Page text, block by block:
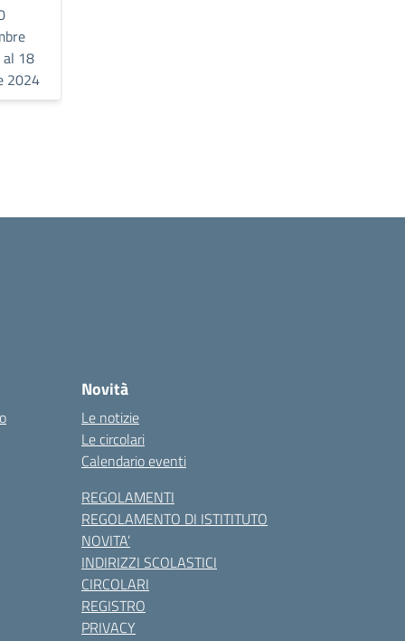
18
2024
Novità
Le notizie
Le circolari
Calendario eventi
REGOLAMENTI
REGOLAMENTO DI ISTITITUTO
NOVITA’
INDIRIZZI SCOLASTICI
CIRCOLARI
REGISTRO
PRIVACY